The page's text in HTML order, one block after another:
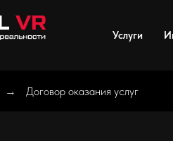
Услуги
→ Договор оказания услуг